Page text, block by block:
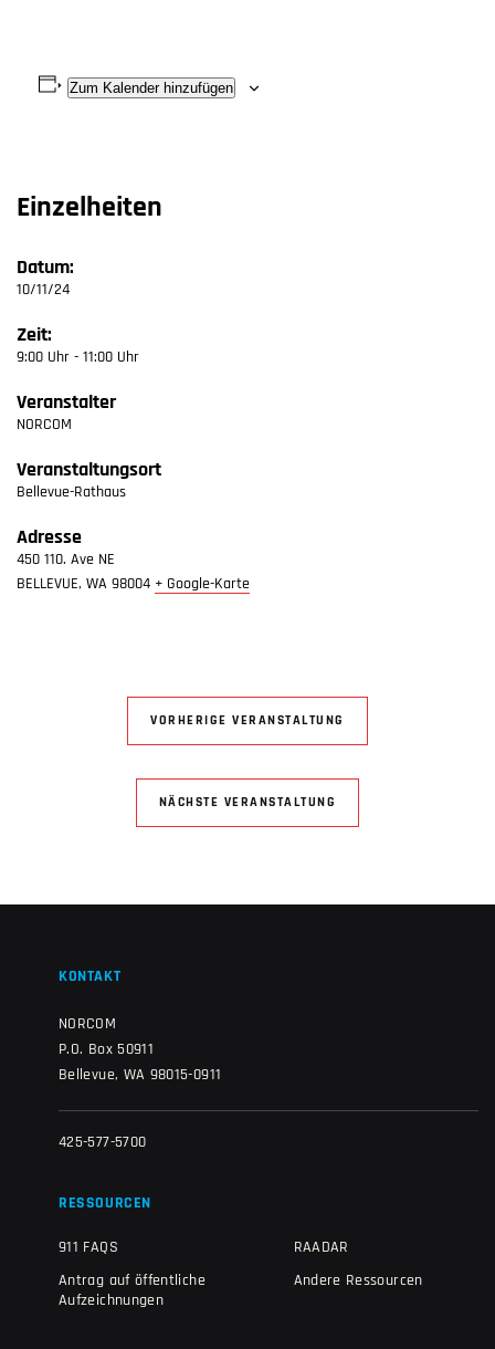
Zum Kalender hinzufügen
Einzelheiten
Datum:
10/11/24
Zeit:
9:00 Uhr - 11:00 Uhr
Veranstalter
NORCOM
Veranstaltungsort
Bellevue-Rathaus
Adresse
450 110. Ave NE
BELLEVUE, WA 98004 + Google-Karte
VORHERIGE VERANSTALTUNG
NÄCHSTE VERANSTALTUNG
KONTAKT
NORCOM
P.O. Box 50911
Bellevue, WA 98015-0911
425-577-5700
RESSOURCEN
911 FAQS
Antrag auf öffentliche
Aufzeichnungen
RAADAR
Andere Ressourcen